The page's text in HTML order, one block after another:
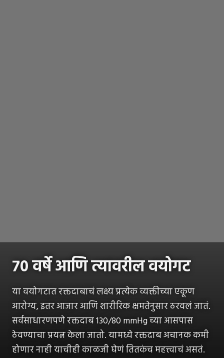
७० वर्षे आणि त्यावरील वयोगट
या वयोगटात रक्तदाबाचं लक्ष्य प्रत्येक व्यक्तीच्या एकूण
आरोग्य, इतर आजार आणि शारीरिक क्षमतेनुसार ठरवलं जातं.
सर्वसाधारणपणे रक्तदाब 130/80 mmHg च्या आसपास
ठेवण्याचा प्रयत्न केला जातो. यामध्ये रक्तदाब अचानक कमी
होणार नाही याचीही काळजी घेणं तितकंच महत्त्वाचं असतं.